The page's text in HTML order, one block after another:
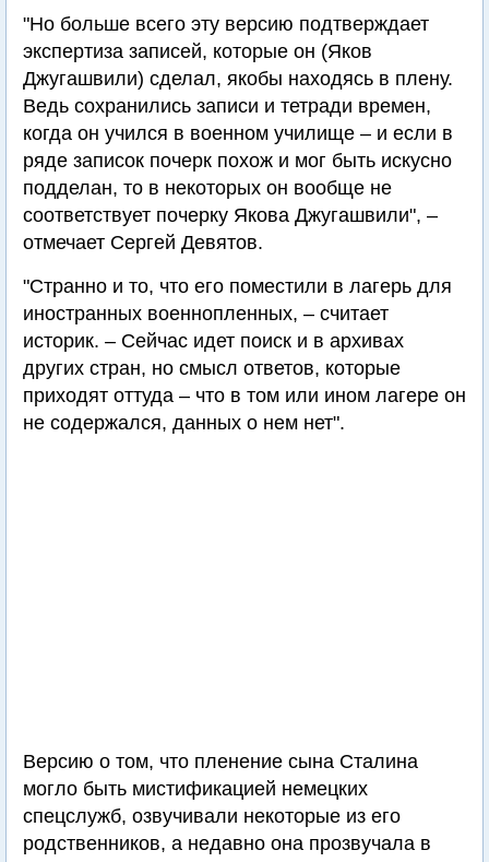
"Но больше всего эту версию подтверждает
экспертиза записей, которые он (Яков
Джугашвили) сделал, якобы находясь в плену.
Ведь сохранились записи и тетради времен,
когда он учился в военном училище – и если в
ряде записок почерк похож и мог быть искусно
подделан, то в некоторых он вообще не
соответствует почерку Якова Джугашвили", –
отмечает Сергей Девятов.
"Странно и то, что его поместили в лагерь для
иностранных военнопленных, – считает
историк. – Сейчас идет поиск и в архивах
других стран, но смысл ответов, которые
приходят оттуда – что в том или ином лагере он
не содержался, данных о нем нет".
Версию о том, что пленение сына Сталина
могло быть мистификацией немецких
спецслужб, озвучивали некоторые из его
родственников, а недавно она прозвучала в